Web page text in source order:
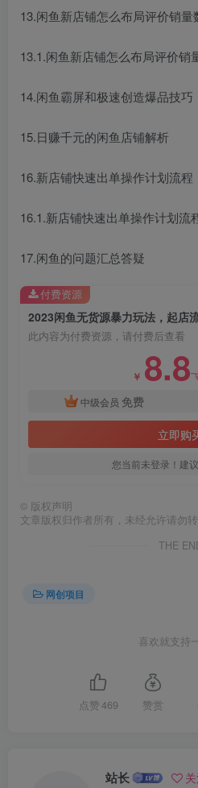
13.闲鱼新店铺怎么布局评价销量
13.1.闲鱼新店铺怎么布局评价销
14.闲鱼霸屏和极速创造爆品技巧
15.日赚千元的闲鱼店铺解析
16.新店铺快速出单操作计划流程
16.1.新店铺快速出单操作计划流
17.闲鱼的问题汇总答疑
2023闲鱼无货源暴力玩法，起店
此内容为付费资源，请付费后查看
￥ 8.8
中级会员 免费
立即购
您当前未登录！建
付费资源
© 版权声明
文章版权归作者所有，未经允许请勿转
THE
网创项目
喜欢就支持
点赞 469 赞赏
站长